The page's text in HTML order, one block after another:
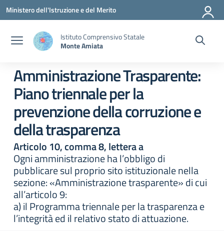
Vai ai contenuti
Vai al menu di navigazione
Vai al footer
Ministero dell'Istruzione e del Merito
Istituto Comprensivo Statale
Monte Amiata
Amministrazione Trasparente:
Piano triennale per la
prevenzione della corruzione e
della trasparenza
Articolo 10, comma 8, lettera a
Ogni amministrazione ha l’obbligo di
pubblicare sul proprio sito istituzionale nella
sezione: «Amministrazione trasparente» di cui
all’articolo 9:
a) il Programma triennale per la trasparenza e
l’integrità ed il relativo stato di attuazione.